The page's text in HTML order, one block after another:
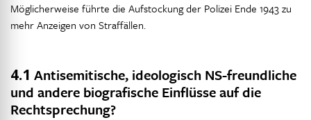
Möglicherweise führte die Aufstockung der Polizei Ende 1943 zu
mehr Anzeigen von Straffällen.
4.1 Antisemitische, ideologisch NS-freundliche
und andere biografische Einflüsse auf die
Rechtsprechung?